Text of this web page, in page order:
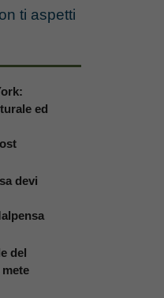
ti aspetti
ed
devi
del